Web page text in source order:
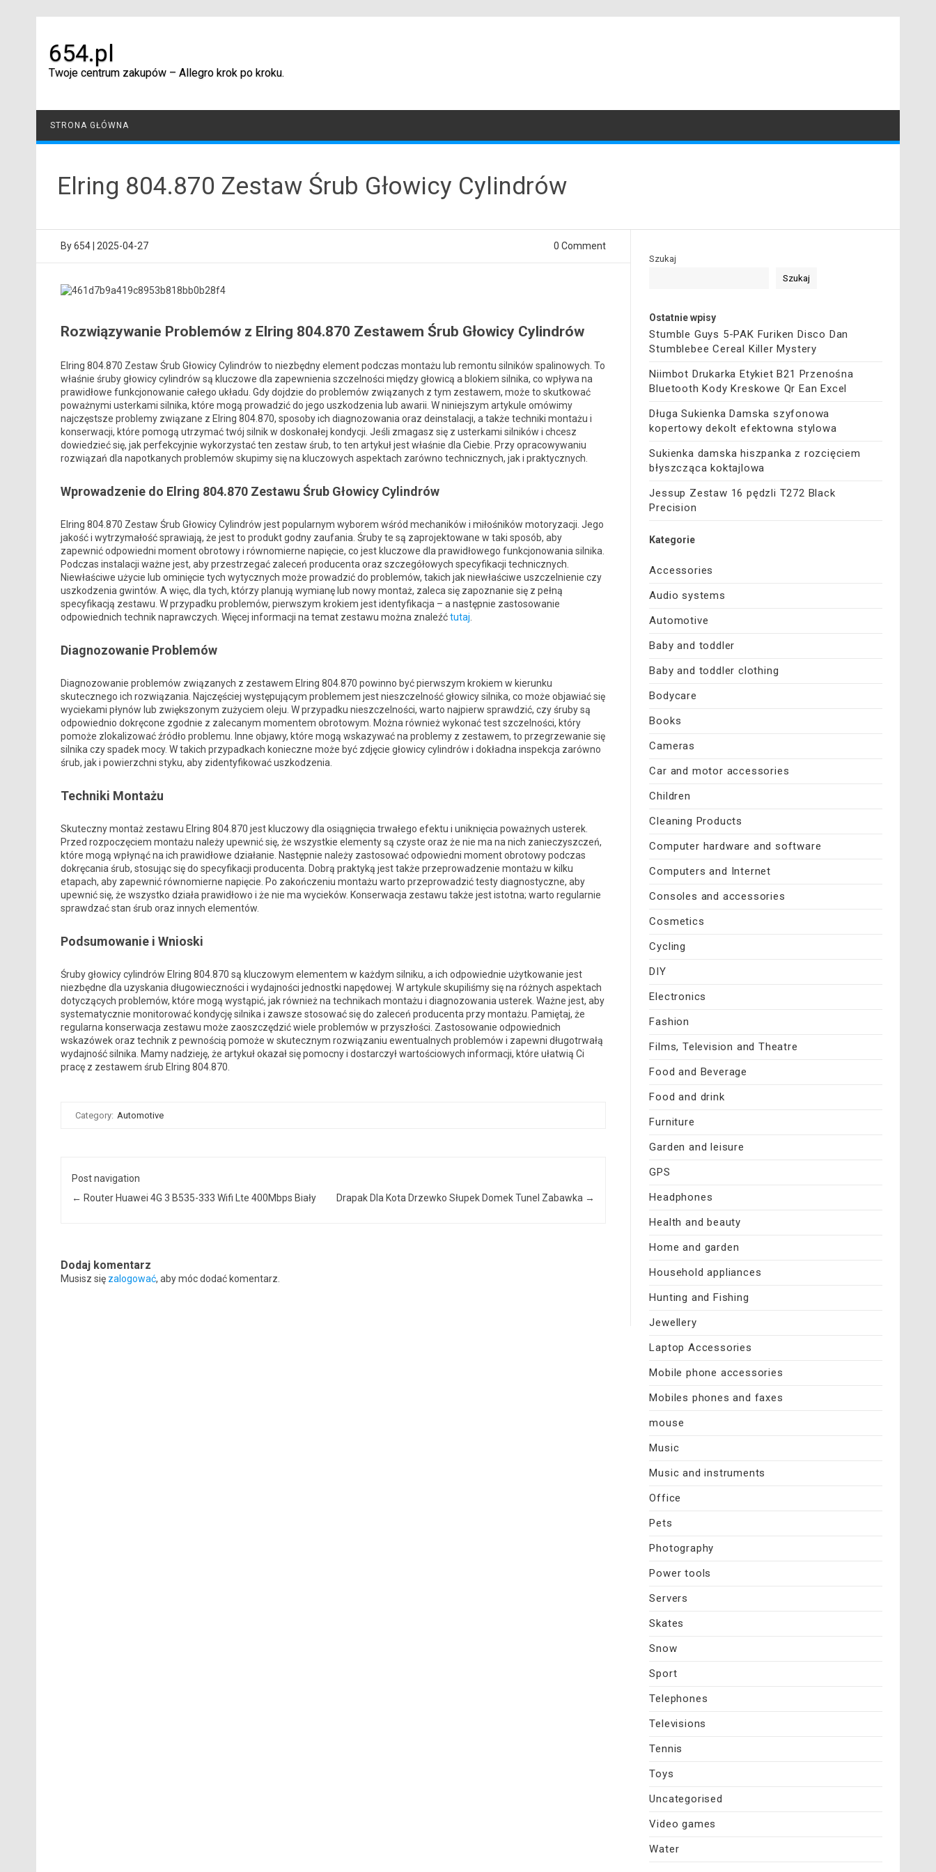
654.pl
Twoje centrum zakupów – Allegro krok po kroku.
STRONA GŁÓWNA
Elring 804.870 Zestaw Śrub Głowicy Cylindrów
By654 2025-04-27 0 Comment
Rozwiązywanie Problemów z Elring 804.870 Zestawem Śrub Głowicy Cylindrów
Elring 804.870 Zestaw Śrub Głowicy Cylindrów to niezbędny element podczas montażu lub remontu silników spalinowych. To
właśnie śruby głowicy cylindrów są kluczowe dla zapewnienia szczelności między głowicą a blokiem silnika, co wpływa na
prawidłowe funkcjonowanie całego układu. Gdy dojdzie do problemów związanych z tym zestawem, może to skutkować
poważnymi usterkami silnika, które mogą prowadzić do jego uszkodzenia lub awarii. W niniejszym artykule omówimy
najczęstsze problemy związane z Elring 804.870, sposoby ich diagnozowania oraz deinstalacji, a także techniki montażu i
konserwacji, które pomogą utrzymać twój silnik w doskonałej kondycji. Jeśli zmagasz się z usterkami silników i chcesz
dowiedzieć się, jak perfekcyjnie wykorzystać ten zestaw śrub, to ten artykuł jest właśnie dla Ciebie. Przy opracowywaniu
rozwiązań dla napotkanych problemów skupimy się na kluczowych aspektach zarówno technicznych, jak i praktycznych.
Wprowadzenie do Elring 804.870 Zestawu Śrub Głowicy Cylindrów
Elring 804.870 Zestaw Śrub Głowicy Cylindrów jest popularnym wyborem wśród mechaników i miłośników motoryzacji. Jego
jakość i wytrzymałość sprawiają, że jest to produkt godny zaufania. Śruby te są zaprojektowane w taki sposób, aby
zapewnić odpowiedni moment obrotowy i równomierne napięcie, co jest kluczowe dla prawidłowego funkcjonowania silnika.
Podczas instalacji ważne jest, aby przestrzegać zaleceń producenta oraz szczegółowych specyfikacji technicznych.
Niewłaściwe użycie lub ominięcie tych wytycznych może prowadzić do problemów, takich jak niewłaściwe uszczelnienie czy
uszkodzenia gwintów. A więc, dla tych, którzy planują wymianę lub nowy montaż, zaleca się zapoznanie się z pełną
specyfikacją zestawu. W przypadku problemów, pierwszym krokiem jest identyfikacja – a następnie zastosowanie
odpowiednich technik naprawczych. Więcej informacji na temat zestawu można znaleźćtutaj
Diagnozowanie Problemów
Diagnozowanie problemów związanych z zestawem Elring 804.870 powinno być pierwszym krokiem w kierunku
skutecznego ich rozwiązania. Najczęściej występującym problemem jest nieszczelność głowicy silnika, co może objawiać się
wyciekami płynów lub zwiększonym zużyciem oleju. W przypadku nieszczelności, warto najpierw sprawdzić, czy śruby są
odpowiednio dokręcone zgodnie z zalecanym momentem obrotowym. Można również wykonać test szczelności, który
pomoże zlokalizować źródło problemu. Inne objawy, które mogą wskazywać na problemy z zestawem, to przegrzewanie się
silnika czy spadek mocy. W takich przypadkach konieczne może być zdjęcie głowicy cylindrów i dokładna inspekcja zarówno
śrub, jak i powierzchni styku, aby zidentyfikować uszkodzenia.
Techniki Montażu
Skuteczny montaż zestawu Elring 804.870 jest kluczowy dla osiągnięcia trwałego efektu i uniknięcia poważnych usterek.
Przed rozpoczęciem montażu należy upewnić się, że wszystkie elementy są czyste oraz że nie ma na nich zanieczyszczeń,
które mogą wpłynąć na ich prawidłowe działanie. Następnie należy zastosować odpowiedni moment obrotowy podczas
dokręcania śrub, stosując się do specyfikacji producenta. Dobrą praktyką jest także przeprowadzenie montażu w kilku
etapach, aby zapewnić równomierne napięcie. Po zakończeniu montażu warto przeprowadzić testy diagnostyczne, aby
upewnić się, że wszystko działa prawidłowo i że nie ma wycieków. Konserwacja zestawu także jest istotna; warto regularnie
sprawdzać stan śrub oraz innych elementów.
Podsumowanie i Wnioski
Śruby głowicy cylindrów Elring 804.870 są kluczowym elementem w każdym silniku, a ich odpowiednie użytkowanie jest
niezbędne dla uzyskania długowieczności i wydajności jednostki napędowej. W artykule skupiliśmy się na różnych aspektach
dotyczących problemów, które mogą wystąpić, jak również na technikach montażu i diagnozowania usterek. Ważne jest, aby
systematycznie monitorować kondycję silnika i zawsze stosować się do zaleceń producenta przy montażu. Pamiętaj, że
regularna konserwacja zestawu może zaoszczędzić wiele problemów w przyszłości. Zastosowanie odpowiednich
wskazówek oraz technik z pewnością pomoże w skutecznym rozwiązaniu ewentualnych problemów i zapewni długotrwałą
wydajność silnika. Mamy nadzieję, że artykuł okazał się pomocny i dostarczył wartościowych informacji, które ułatwią Ci
pracę z zestawem śrub Elring 804.870.
Category: Automotive
Post navigation
← Router Huawei 4G 3 B535-333 Wifi Lte 400Mbps Biały Drapak Dla Kota Drzewko Słupek Domek Tunel Zabawka →
Dodaj komentarz
Musisz się zalogować, aby móc dodać komentarz.
Szukaj
Szukaj
Ostatnie wpisy
Stumble Guys 5-PAK Furiken Disco Dan
Stumblebee Cereal Killer Mystery
Niimbot Drukarka Etykiet B21 Przenośna
Bluetooth Kody Kreskowe Qr Ean Excel
Długa Sukienka Damska szyfonowa
kopertowy dekolt efektowna stylowa
Sukienka damska hiszpanka z rozcięciem
błyszcząca koktajlowa
Jessup Zestaw 16 pędzli T272 Black
Precision
Kategorie
Accessories
Audio systems
Automotive
Baby and toddler
Baby and toddler clothing
Bodycare
Books
Cameras
Car and motor accessories
Children
Cleaning Products
Computer hardware and software
Computers and Internet
Consoles and accessories
Cosmetics
Cycling
DIY
Electronics
Fashion
Films, Television and Theatre
Food and Beverage
Food and drink
Furniture
Garden and leisure
GPS
Headphones
Health and beauty
Home and garden
Household appliances
Hunting and Fishing
Jewellery
Laptop Accessories
Mobile phone accessories
Mobiles phones and faxes
mouse
Music
Music and instruments
Office
Pets
Photography
Power tools
Servers
Skates
Snow
Sport
Telephones
Televisions
Tennis
Toys
Uncategorised
Video games
Water